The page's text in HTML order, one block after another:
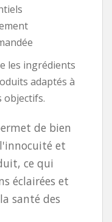
les ingrédients
adaptés à
objectifs.
de bien
et
ce qui
éclairées et
santé des